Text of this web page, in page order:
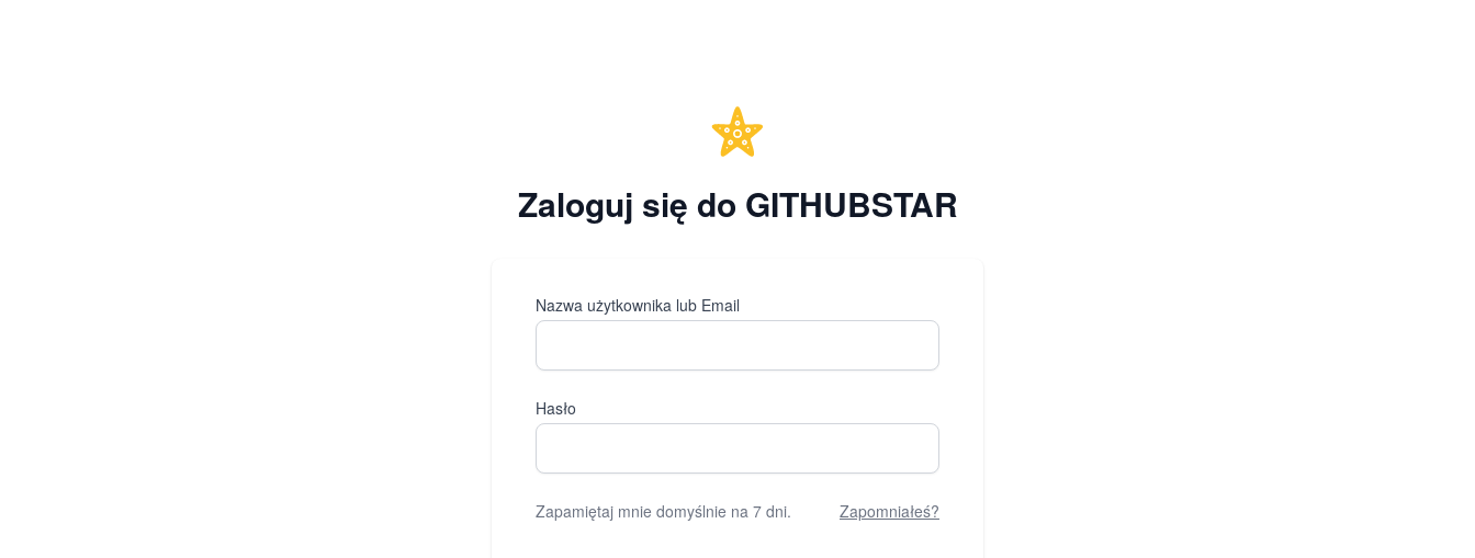
Zaloguj się do GITHUBSTAR
Nazwa użytkownika lub Email
Hasło
Zapamiętaj mnie domyślnie na 7 dni. Zapomniałeś?